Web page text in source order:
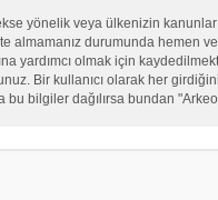
yönelik veya ülkenizin
durumunda hemen
yardımcı olmak için
Bir kullanıcı olarak her
bu bilgiler dağılırsa bundan